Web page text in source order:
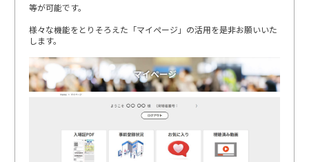
等が可能です。
様々な機能をとりそろえた「マイページ」の活用を是非お願いいた
します。